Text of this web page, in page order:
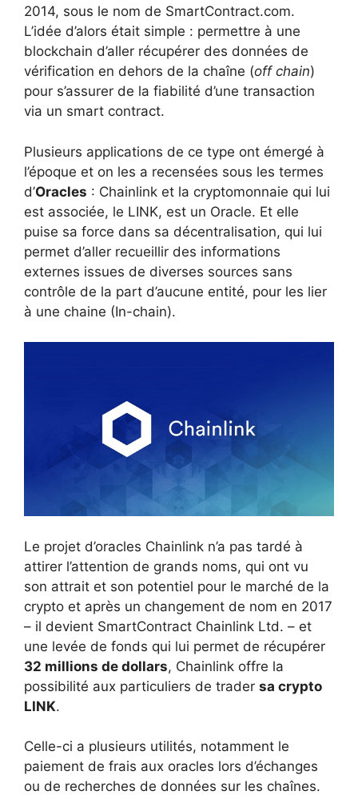
2014, sous le nom de SmartContract.com.
L’idée d’alors était simple : permettre à une
blockchain d’aller récupérer des données de
vérification en dehors de la chaîne (off chain)
pour s’assurer de la fiabilité d’une transaction
via un smart contract.
Plusieurs applications de ce type ont émergé à
l’époque et on les a recensées sous les termes
d’Oracles : Chainlink et la cryptomonnaie qui lui
est associée, le LINK, est un Oracle. Et elle
puise sa force dans sa décentralisation, qui lui
permet d’aller recueillir des informations
externes issues de diverses sources sans
contrôle de la part d’aucune entité, pour les lier
à une chaine (In-chain).
Le projet d’oracles Chainlink n’a pas tardé à
attirer l’attention de grands noms, qui ont vu
son attrait et son potentiel pour le marché de la
crypto et après un changement de nom en 2017
– il devient SmartContract Chainlink Ltd. – et
une levée de fonds qui lui permet de récupérer
32 millions de dollars, Chainlink offre la
possibilité aux particuliers de trader sa crypto
LINK.
Celle-ci a plusieurs utilités, notamment le
paiement de frais aux oracles lors d’échanges
ou de recherches de données sur les chaînes.